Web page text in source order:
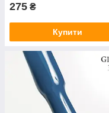
275 ₴
Купити